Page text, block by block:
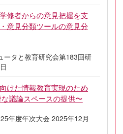
修者からの意見把握を支
意見分類ツールの意見分
ータと教育研究会第183回研
けた情報教育実現のため
議論スペースの提供〜
年度年次大会 2025年12月